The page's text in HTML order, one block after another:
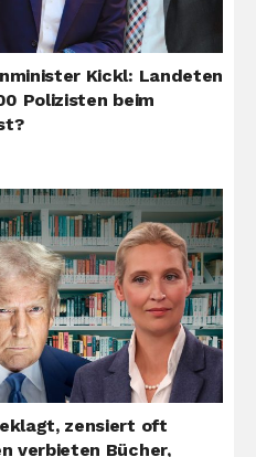
Kickl: Landeten
Polizisten beim
zensiert oft
verbieten Bücher,